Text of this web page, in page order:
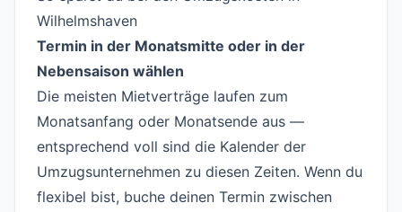
Wilhelmshaven
Termin in der Monatsmitte oder in der
Nebensaison wählen
Die meisten Mietverträge laufen zum
Monatsanfang oder Monatsende aus —
entsprechend voll sind die Kalender der
Umzugsunternehmen zu diesen Zeiten. Wenn du
flexibel bist, buche deinen Termin zwischen